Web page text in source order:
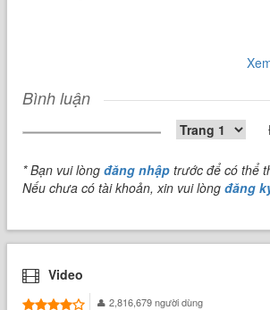
Bình luận
* Bạn vui lòngđăng nhập trước để có thể
Nếu chưa có tài khoản, xin vui lòngđăng
Video
2,816,679 người dùng